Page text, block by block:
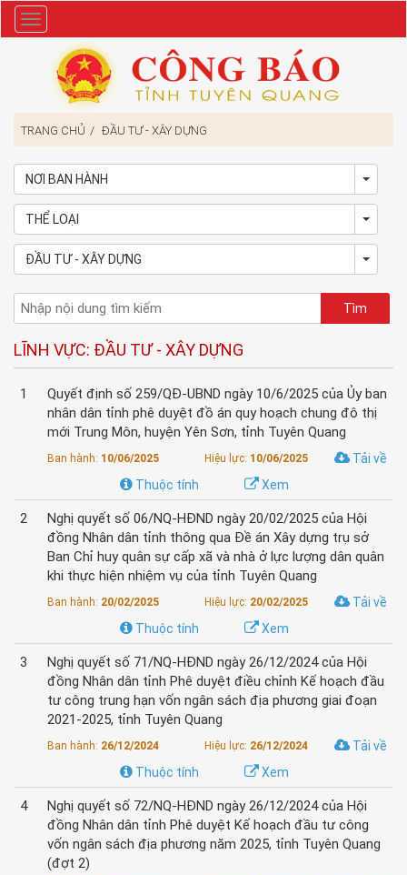
Danh
mục
TRANG CHỦ ĐẦU TƯ - XÂY DỰNG
NƠI BAN HÀNH
THỂ LOẠI
ĐẦU TƯ - XÂY DỰNG
LĨNH VỰC: ĐẦU TƯ - XÂY DỰNG
1
Quyết định số 259/QĐ-UBND ngày 10/6/2025 của Ủy ban
nhân dân tỉnh phê duyệt đồ án quy hoạch chung đô thị
mới Trung Môn, huyện Yên Sơn, tỉnh Tuyên Quang
Ban hành: 10/06/2025 Hiệu lực: 10/06/2025
Tải về
Xem
Thuộc tính
2
Nghị quyết số 06/NQ-HĐND ngày 20/02/2025 của Hội
đồng Nhân dân tỉnh thông qua Đề án Xây dựng trụ sở
Ban Chỉ huy quân sự cấp xã và nhà ở lực lượng dân quân
khi thực hiện nhiệm vụ của tỉnh Tuyên Quang
Ban hành: 20/02/2025 Hiệu lực: 20/02/2025
Tải về
Xem
Thuộc tính
3
Nghị quyết số 71/NQ-HĐND ngày 26/12/2024 của Hội
đồng Nhân dân tỉnh Phê duyệt điều chỉnh Kế hoạch đầu
tư công trung hạn vốn ngân sách địa phương giai đoạn
2021-2025, tỉnh Tuyên Quang
Ban hành: 26/12/2024 Hiệu lực: 26/12/2024
Tải về
Xem
Thuộc tính
4
Nghị quyết số 72/NQ-HĐND ngày 26/12/2024 của Hội
đồng Nhân dân tỉnh Phê duyệt Kế hoạch đầu tư công
vốn ngân sách địa phương năm 2025, tỉnh Tuyên Quang
(đợt 2)